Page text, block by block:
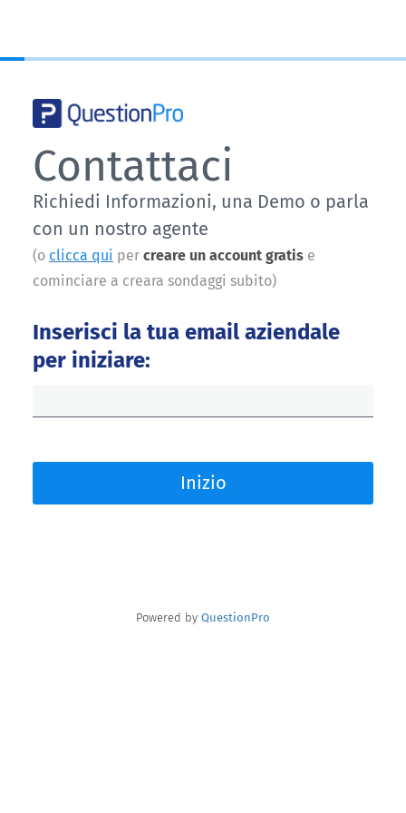
Contattaci
Richiedi Informazioni, una Demo o parla
con un nostro agente
(o clicca qui per creare un account gratis e
cominciare a creara sondaggi subito)
Inserisci la tua email aziendale
per iniziare:
Inizio
Powered by QuestionPro